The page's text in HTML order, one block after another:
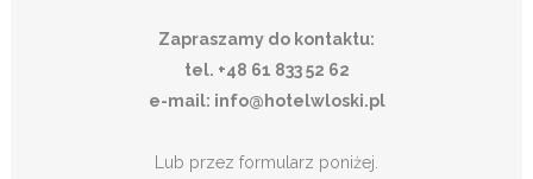
Zapraszamy do kontaktu:
tel. +48 61 833 52 62
e-mail: info@hotelwloski.pl
Lub przez formularz poniżej.